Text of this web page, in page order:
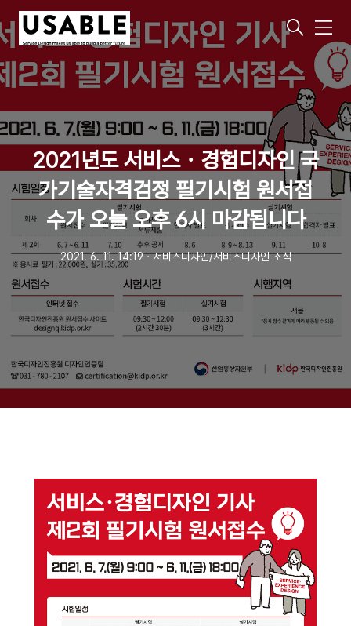
메
뉴
2021년도 서비스・경험디자인 국
가기술자격검정 필기시험 원서접
수가 오늘 오후 6시 마감됩니다
2021. 6. 11. 14:19ㆍ서비스디자인/서비스디자인 소식